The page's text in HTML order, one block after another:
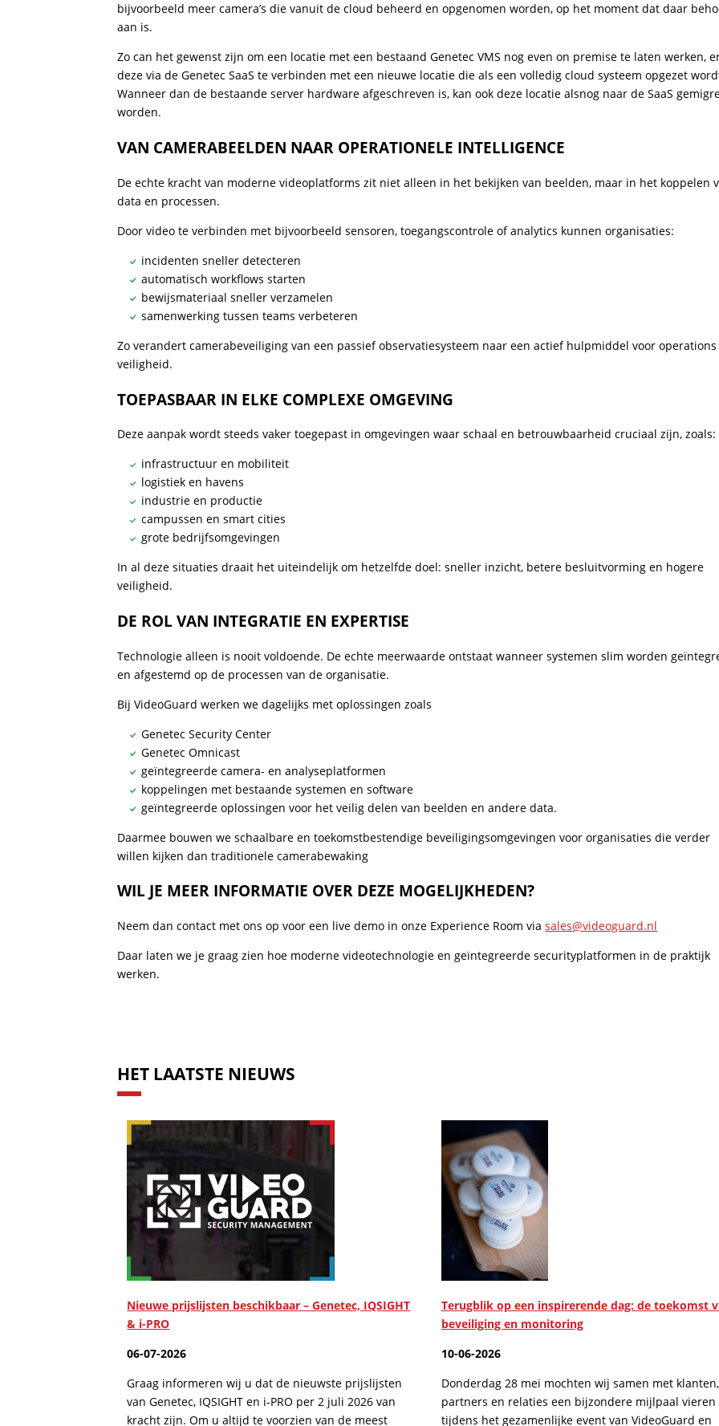
bijvoorbeeld meer camera’s die vanuit de cloud beheerd en opgenomen worden, op het moment dat daar
aan is.
Zo can het gewenst zijn om een locatie met een bestaand Genetec VMS nog even on premise te laten werken,
deze via de Genetec SaaS te verbinden met een nieuwe locatie die als een volledig cloud systeem opgezet
Wanneer dan de bestaande server hardware afgeschreven is, kan ook deze locatie alsnog naar de SaaS
worden.
VAN CAMERABEELDEN NAAR OPERATIONELE INTELLIGENCE
De echte kracht van moderne videoplatforms zit niet alleen in het bekijken van beelden, maar in het koppelen
data en processen.
Door video te verbinden met bijvoorbeeld sensoren, toegangscontrole of analytics kunnen organisaties:
incidenten sneller detecteren
automatisch workflows starten
bewijsmateriaal sneller verzamelen
samenwerking tussen teams verbeteren
Zo verandert camerabeveiliging van een passief observatiesysteem naar een actief hulpmiddel voor
veiligheid.
TOEPASBAAR IN ELKE COMPLEXE OMGEVING
Deze aanpak wordt steeds vaker toegepast in omgevingen waar schaal en betrouwbaarheid cruciaal zijn, zoals:
infrastructuur en mobiliteit
logistiek en havens
industrie en productie
campussen en smart cities
grote bedrijfsomgevingen
In al deze situaties draait het uiteindelijk om hetzelfde doel: sneller inzicht, betere besluitvorming en hogere
veiligheid.
DE ROL VAN INTEGRATIE EN EXPERTISE
Technologie alleen is nooit voldoende. De echte meerwaarde ontstaat wanneer systemen slim worden
en afgestemd op de processen van de organisatie.
Bij VideoGuard werken we dagelijks met oplossingen zoals
Genetec Security Center
Genetec Omnicast
geïntegreerde camera- en analyseplatformen
koppelingen met bestaande systemen en software
geïntegreerde oplossingen voor het veilig delen van beelden en andere data.
Daarmee bouwen we schaalbare en toekomstbestendige beveiligingsomgevingen voor organisaties die verder
willen kijken dan traditionele camerabewaking
WIL JE MEER INFORMATIE OVER DEZE MOGELIJKHEDEN?
Neem dan contact met ons op voor een live demo in onze Experience Room viasales@videoguard.nl
Daar laten we je graag zien hoe moderne videotechnologie en geïntegreerde securityplatformen in de praktijk
werken.
HET LAATSTE NIEUWS
Nieuwe prijslijsten beschikbaar – Genetec, IQSIGHT
& i-PRO
06-07-2026
Graag informeren wij u dat de nieuwste prijslijsten
van Genetec, IQSIGHT en i-PRO per 2 juli 2026 van
kracht zijn. Om u altijd te voorzien van de meest
Terugblik op een inspirerende dag: de toekomst
beveiliging en monitoring
10-06-2026
Donderdag 28 mei mochten wij samen met klanten,
partners en relaties een bijzondere mijlpaal vieren
tijdens het gezamenlijke event van VideoGuard en